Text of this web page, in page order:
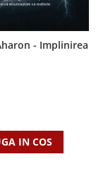
- Implinirea
IN COS